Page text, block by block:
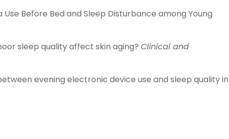
Use Before Bed and Sleep Disturbance among Young
sleep quality affect skin aging? Clinical and
evening electronic device use and sleep quality in